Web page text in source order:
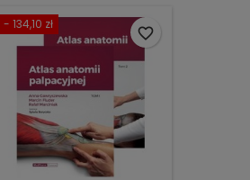
- 134,10 zł
favorite_border